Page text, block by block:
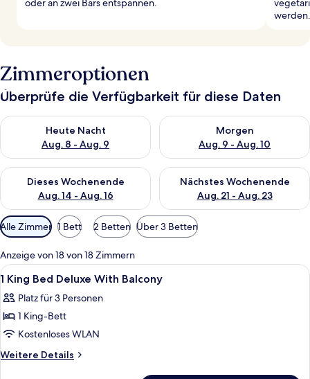
werden.
Zimmeroptionen
Überprüfe die Verfügbarkeit für diese Daten
Heute Nacht
Aug. 8 - Aug. 9
Überprüfe die Verfügbarkeit für heute Nacht, Aug. 8 - Aug. 9.
Morgen
Aug. 9 - Aug. 10
Überprüfe die Verfügbarkeit
Dieses Wochenende
Aug. 14 - Aug. 16
Überprüfe die Verfügbarkeit für dieses Wochenende, Aug. 14
Nächstes Wochenende
Aug. 21 - Aug. 23
Überprüfe die Verfügbarkeit
Verfügbare
Filter
für
Zimmer
Alle Zimmer 1 Bett 2 Betten Über 3 Betten
Anzeige von 18 von 18 Zimmern
Alle
Fotos
für
1
King
Bed
Minibar, Zimmersafe, Schreibtisch,
1
1 King Bed Deluxe With Balcony
Platz für 3 Personen
1 King-Bett
Kostenloses WLAN
Weitere Details
Weitere